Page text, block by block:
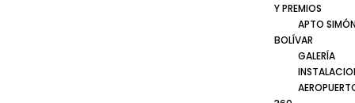
Y PREMIOS
APTO
BOLÍVAR
GALERÍA